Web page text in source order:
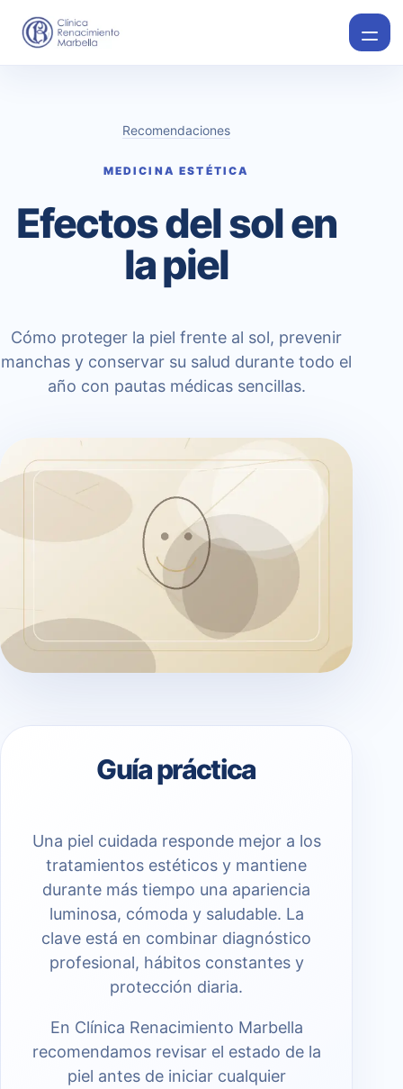
Recomendaciones
MEDICINA ESTÉTICA
Efectos del sol en
la piel
Cómo proteger la piel frente al sol, prevenir
manchas y conservar su salud durante todo el
año con pautas médicas sencillas.
Guía práctica
Una piel cuidada responde mejor a los
tratamientos estéticos y mantiene
durante más tiempo una apariencia
luminosa, cómoda y saludable. La
clave está en combinar diagnóstico
profesional, hábitos constantes y
protección diaria.
En Clínica Renacimiento Marbella
recomendamos revisar el estado de la
piel antes de iniciar cualquier